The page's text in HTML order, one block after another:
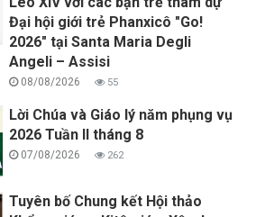
Đại hội giới trẻ Phanxicô "Go!
2026" tại Santa Maria Degli
Angeli – Assisi
08/08/2026 55
Lời Chúa và Giáo lý năm phụng vụ
2026 Tuần II tháng 8
07/08/2026 262
Tuyên bố Chung kết Hội thảo